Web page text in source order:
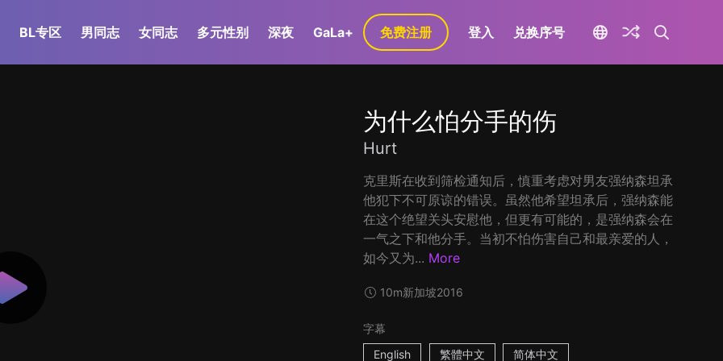
BL专区 男同志 女同志 多元性别 深夜 GaLa+ 免费注册 登入 兑换序号
为什么怕分手的伤
Hurt
克里斯在收到筛检通知后，慎重考虑对男友强纳森坦承
他犯下不可原谅的错误。虽然他希望坦承后，强纳森能
在这个绝望关头安慰他，但更有可能的，是强纳森会在
一气之下和他分手。当初不怕伤害自己和最亲爱的人，
如今又为... More
10m新加坡2016
字幕
English
繁體中文 简体中文